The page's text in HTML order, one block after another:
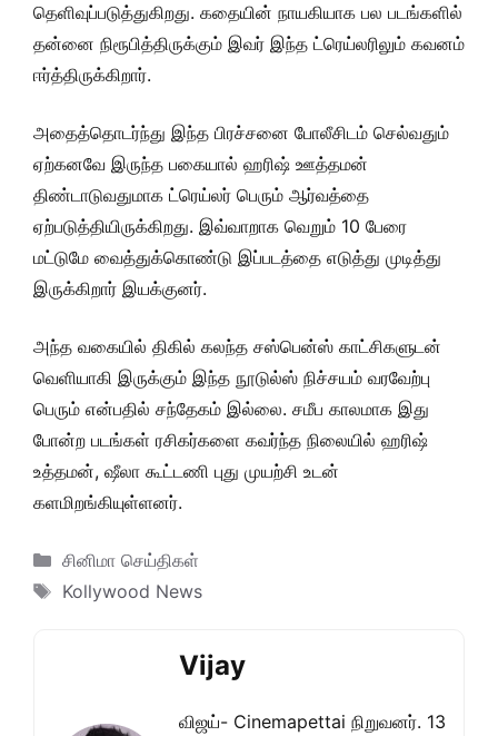
தெளிவுப்படுத்துகிறது. கதையின் நாயகியாக பல படங்களில்
தன்னை நிரூபித்திருக்கும் இவர் இந்த ட்ரெய்லரிலும் கவனம்
ஈர்த்திருக்கிறார்.
அதைத்தொடர்ந்து இந்த பிரச்சனை போலீசிடம் செல்வதும்
ஏற்கனவே இருந்த பகையால் ஹரிஷ் ஊத்தமன்
திண்டாடுவதுமாக ட்ரெய்லர் பெரும் ஆர்வத்தை
ஏற்படுத்தியிருக்கிறது. இவ்வாறாக வெறும் 10 பேரை
மட்டுமே வைத்துக்கொண்டு இப்படத்தை எடுத்து முடித்து
இருக்கிறார் இயக்குனர்.
அந்த வகையில் திகில் கலந்த சஸ்பென்ஸ் காட்சிகளுடன்
வெளியாகி இருக்கும் இந்த நூடுல்ஸ் நிச்சயம் வரவேற்பு
பெரும் என்பதில் சந்தேகம் இல்லை. சமீப காலமாக இது
போன்ற படங்கள் ரசிகர்களை கவர்ந்த நிலையில் ஹரிஷ்
உத்தமன், ஷீலா கூட்டணி புது முயற்சி உடன்
களமிறங்கியுள்ளனர்.
Categories
சினிமா செய்திகள்
Tags
Kollywood News
Vijay
விஜய்- Cinemapettai நிறுவனர். 13